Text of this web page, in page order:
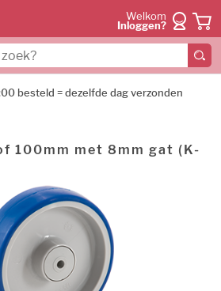
Welkom
Inloggen?
besteld = dezelfde dag verzonden
100mm met 8mm gat (K-